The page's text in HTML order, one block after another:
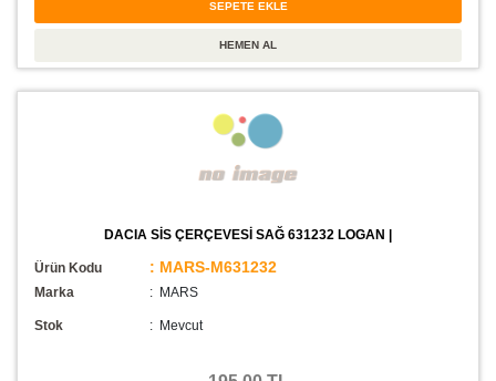
DACIA SİS ÇERÇEVESİ SAĞ 631232 LOGAN |
Ürün Kodu : MARS-M631232
Marka : MARS
Stok : Mevcut